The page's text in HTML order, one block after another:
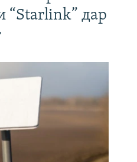
“Starlink” дар